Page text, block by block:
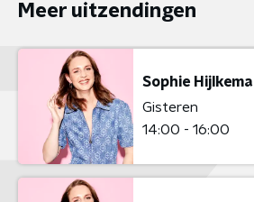
Meer uitzendingen
Sophie Hijlkema
Gisteren
14:00 - 16:00